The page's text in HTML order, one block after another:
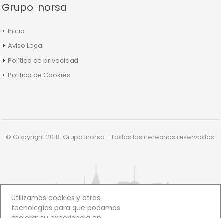
Grupo Inorsa
Inicio
Aviso Legal
Política de privacidad
Política de Cookies
© Copyright 2018. Grupo Inorsa - Todos los derechos reservados.
Utilizamos cookies y otras
tecnologías para que podamos